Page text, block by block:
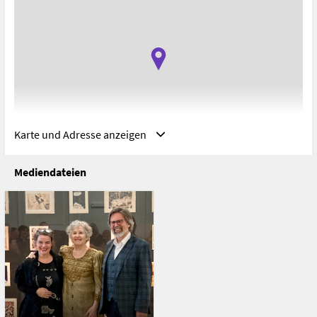
Adresse
Universität für angewandte Kunst in Wien, Wien,
Österreich
Oskar-Kokoschka-Platz 2
1010 Wien
Österreich
Karte und Adresse anzeigen
Mediendateien